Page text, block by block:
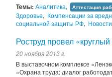
Темы: Аналитика, Аттестация
Здоровье, Компенсации за
социальной защиты РФ, Новости
Роструд провел
20 ноября 2013 г.
В выставочном комплексе
«Охрана труда: диалог